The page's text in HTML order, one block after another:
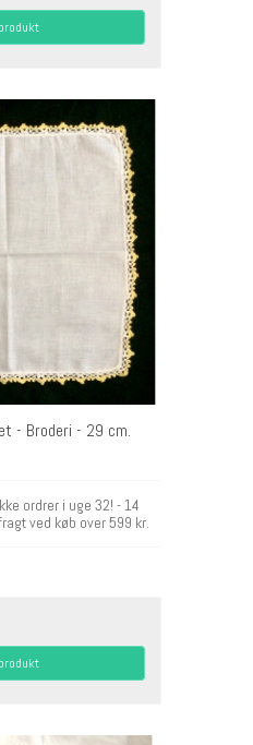
- Broderi - 29 cm.
ordrer i uge 32! - 14
ved køb over 599 kr.